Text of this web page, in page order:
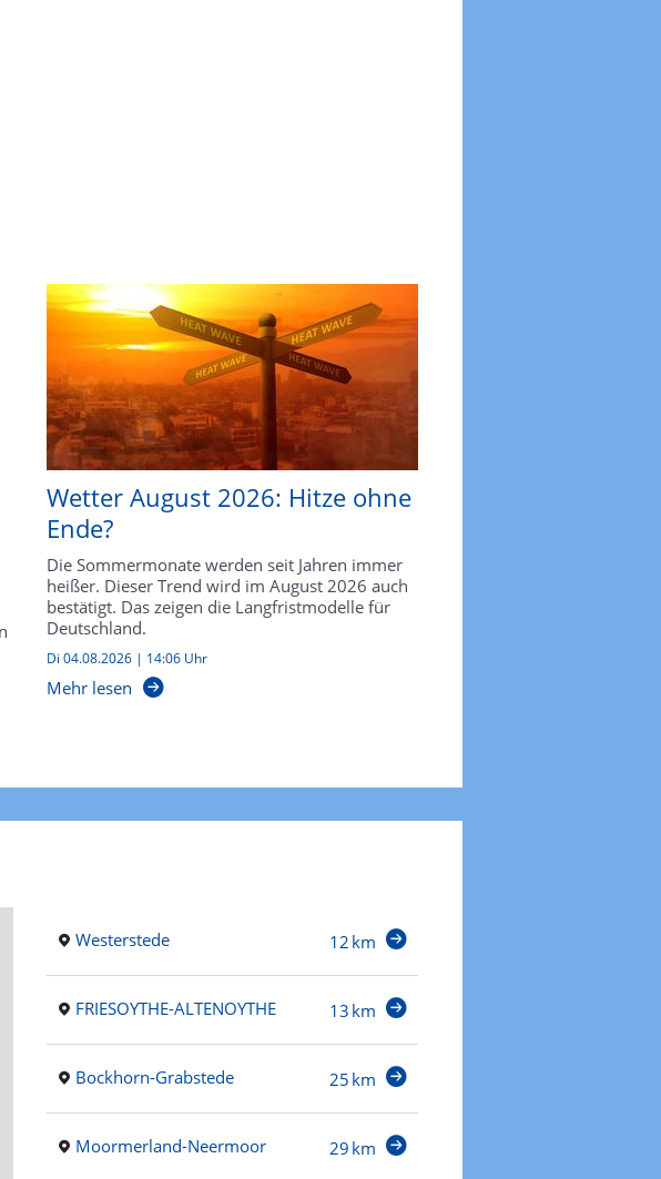
Wetter August 2026: Hitze ohne
Ende?
Die Sommermonate werden seit Jahren immer
heißer. Dieser Trend wird im August 2026 auch
bestätigt. Das zeigen die Langfristmodelle für
Deutschland.
Di 04.08.2026 | 14:06 Uhr
Mehr lesen
Westerstede 12 km
FRIESOYTHE-ALTENOYTHE 13 km
Bockhorn-Grabstede 25 km
Moormerland-Neermoor 29 km